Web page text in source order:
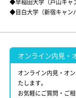
◆早稲田大学（戸山キャ
◆目白大学（新宿キャン
オンライン内見・
オンライン内見・オ
たします。
お気軽にご質問・ご相